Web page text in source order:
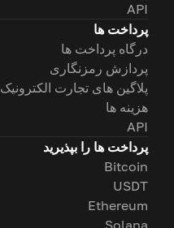
API
پرداخت ها
درگاه پرداخت ها
پردازش رمزنگاری
پلاگین های تجارت الکترونیک
هزینه ها
API
پرداخت ها را بپذیرید
Bitcoin
USDT
Ethereum